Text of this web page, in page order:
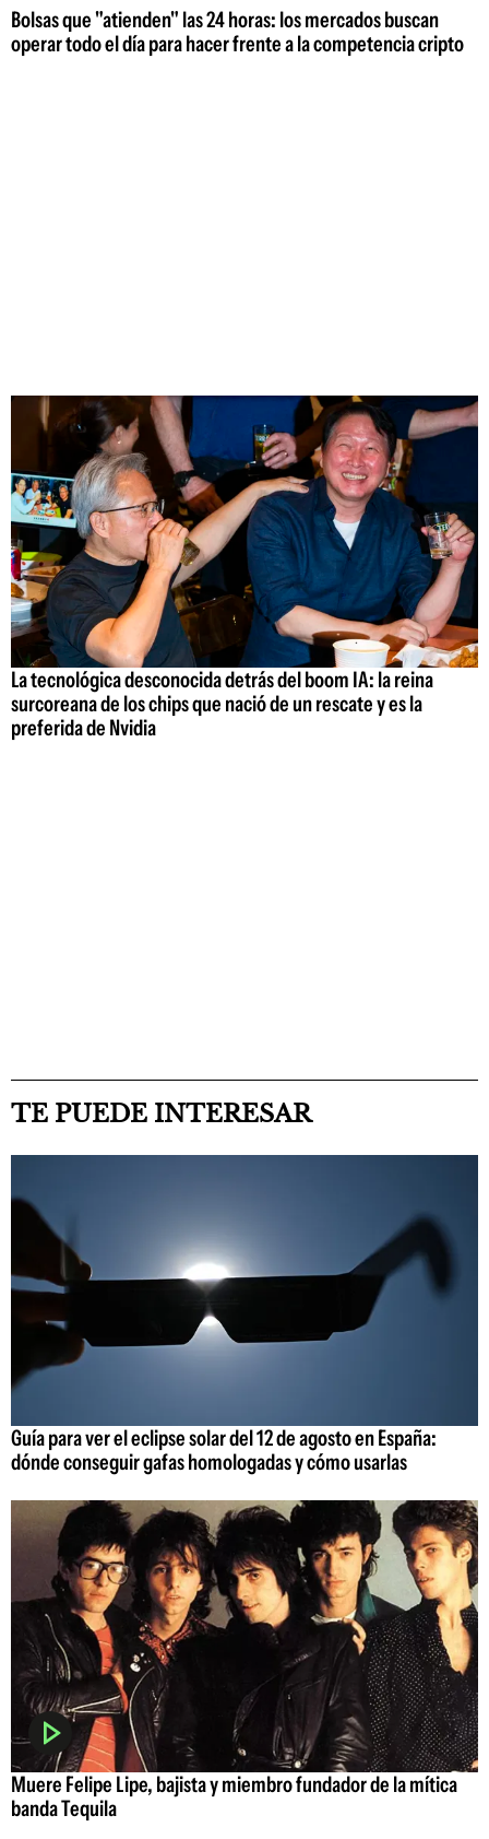
Bolsas que "atienden" las 24 horas: los mercados buscan
operar todo el día para hacer frente a la competencia cripto
La tecnológica desconocida detrás del boom IA: la reina
surcoreana de los chips que nació de un rescate y es la
preferida de Nvidia
TE PUEDE INTERESAR
Guía para ver el eclipse solar del 12 de agosto en España:
dónde conseguir gafas homologadas y cómo usarlas
Muere Felipe Lipe, bajista y miembro fundador de la mítica
banda Tequila